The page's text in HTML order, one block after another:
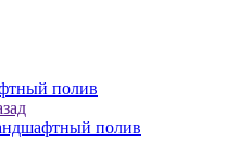
полив
полив